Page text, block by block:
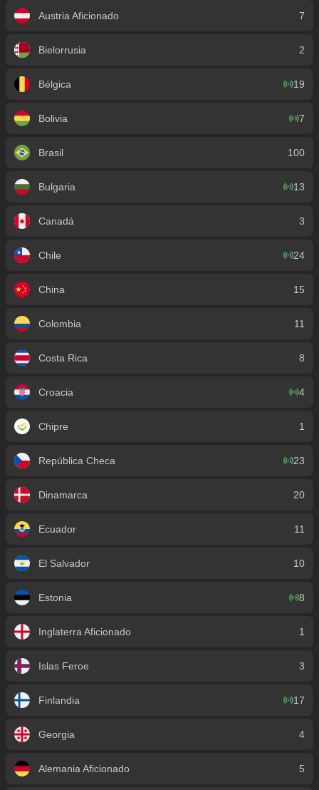
Austria Aficionado 7
Bielorrusia 2
Bélgica 19
Bolivia 7
Brasil 100
Bulgaria 13
Canadá 3
Chile 24
China 15
Colombia 11
Costa Rica 8
Croacia 4
Chipre 1
República Checa 23
Dinamarca 20
Ecuador 11
El Salvador 10
Estonia 8
Inglaterra Aficionado 1
Islas Feroe 3
Finlandia 17
Georgia 4
Alemania Aficionado 5